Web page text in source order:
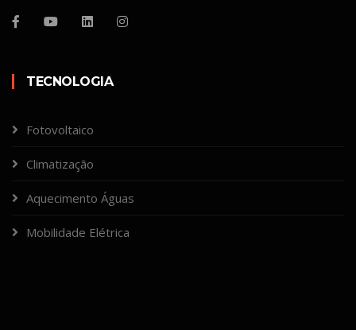
TECNOLOGIA
Fotovoltaico
Climatização
Aquecimento Águas
Mobilidade Elétrica